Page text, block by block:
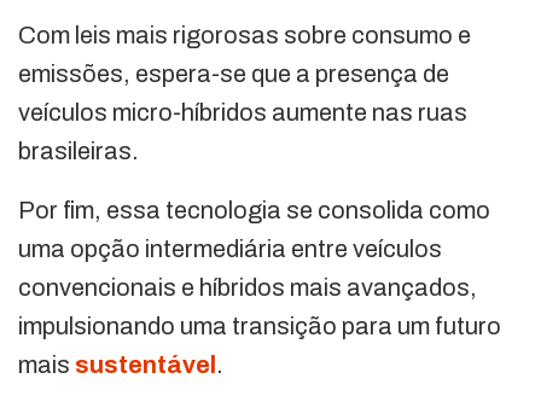
Com leis mais rigorosas sobre consumo e
emissões, espera-se que a presença de
veículos micro-híbridos aumente nas ruas
brasileiras.
Por fim, essa tecnologia se consolida como
uma opção intermediária entre veículos
convencionais e híbridos mais avançados,
impulsionando uma transição para um futuro
mais sustentável .